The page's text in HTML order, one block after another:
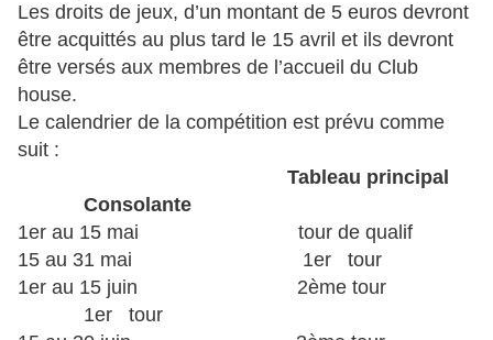
Les droits de jeux, d’un montant de 5 euros devront
être acquittés au plus tard le 15 avril et ils devront
être versés aux membres de l’accueil du Club
house.
Le calendrier de la compétition est prévu comme
suit :
Tableau principal
Consolante
1er au 15 mai tour de qualif
15 au 31 mai 1er tour
1er au 15 juin 2ème tour
1er tour